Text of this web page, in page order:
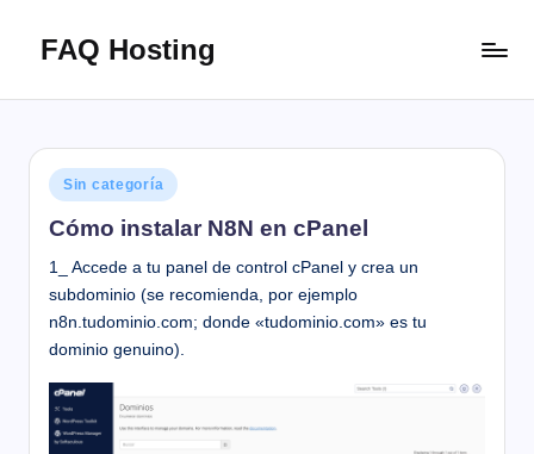
contenido
FAQ Hosting
todas
tus
preguntas
Publicado
en
Sin categoría
Cómo instalar N8N en cPanel
1_ Accede a tu panel de control cPanel y crea un
subdominio (se recomienda, por ejemplo
n8n.tudominio.com; donde «tudominio.com» es tu
dominio genuino).